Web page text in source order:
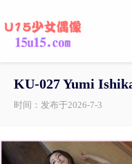
KU-027 Yumi
时间：发布于2026-7-3